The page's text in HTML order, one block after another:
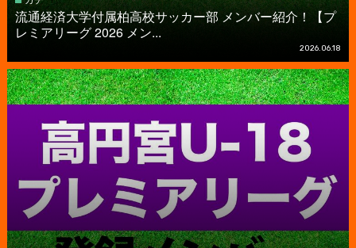
流通経済大学付属柏高校サッカー部 メンバー紹介！【プ
レミアリーグ 2026 メン...
2026.06.18